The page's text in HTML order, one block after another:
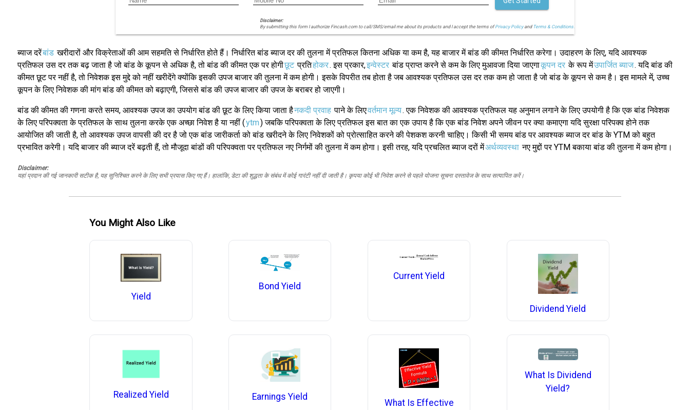
Disclaimer:
By submitting this form I authorize Fincash.com to call/SMS/email me about its products and I accept the terms ofPrivacy Policyand Terms & Conditions.
ब्याज दरेंबांड खरीदारों और विक्रेताओं की आम सहमति से निर्धारित होते हैं। निर्धारित बांड ब्याज दर की तुलना में प्रतिफल कितना अधिक या कम है, यह बाजार में बांड की कीमत निर्धारित करेगा। उदाहरण के लिए, यदि आवश्यक
प्रतिफल उस दर तक बढ़ जाता है जो बांड के कूपन से अधिक है, तो बांड की कीमत एक पर होगीछूट प्रतिहोकर. इस प्रकार,इन्वेस्टर बांड प्राप्त करने से कम के लिए मुआवजा दिया जाएगाकूपन दर के रूप मेंउपार्जित ब्याज. यदि बांड की
कीमत छूट पर नहीं है, तो निवेशक इस मुद्दे को नहीं खरीदेंगे क्योंकि इसकी उपज बाजार की तुलना में कम होगी। इसके विपरीत तब होता है जब आवश्यक प्रतिफल उस दर तक कम हो जाता है जो बांड के कूपन से कम है। इस मामले में, उच्च
कूपन के लिए निवेशक की मांग बांड की कीमत को बढ़ाएगी, जिससे बांड की उपज बाजार की उपज के बराबर हो जाएगी।
बांड की कीमत की गणना करते समय, आवश्यक उपज का उपयोग बांड की छूट के लिए किया जाता हैनकदी प्रवाह पाने के लिएवर्तमान मूल्य. एक निवेशक की आवश्यक प्रतिफल यह अनुमान लगाने के लिए उपयोगी है कि एक बांड निवेशक
के लिए परिपक्वता के प्रतिफल के साथ तुलना करके एक अच्छा निवेश है या नहीं (ytm) जबकि परिपक्वता के लिए प्रतिफल इस बात का एक उपाय है कि एक बांड निवेश अपने जीवन पर क्या कमाएगा यदि सुरक्षा परिपक्व होने तक
आयोजित की जाती है, तो आवश्यक उपज वापसी की दर है जो एक बांड जारीकर्ता को बांड खरीदने के लिए निवेशकों को प्रोत्साहित करने की पेशकश करनी चाहिए। किसी भी समय बांड पर आवश्यक ब्याज दर बांड के YTM को बहुत
प्रभावित करेगी। यदि बाजार की ब्याज दरें बढ़ती हैं, तो मौजूदा बांडों की परिपक्वता पर प्रतिफल नए निर्गमों की तुलना में कम होगा। इसी तरह, यदि प्रचलित ब्याज दरों मेंअर्थव्यवस्था नए मुद्दों पर YTM बकाया बांड की तुलना में कम होगा।
Disclaimer:
यहां प्रदान की गई जानकारी सटीक है, यह सुनिश्चित करने के लिए सभी प्रयास किए गए हैं। हालांकि, डेटा की शुद्धता के संबंध में कोई गारंटी नहीं दी जाती है। कृपया कोई भी निवेश करने से पहले योजना सूचना दस्तावेज के साथ सत्यापित करें।
You Might Also Like
Yield
Bond Yield
Current Yield
Dividend Yield
Realized Yield Earnings Yield
What Is Effective
What Is Dividend
Yield?